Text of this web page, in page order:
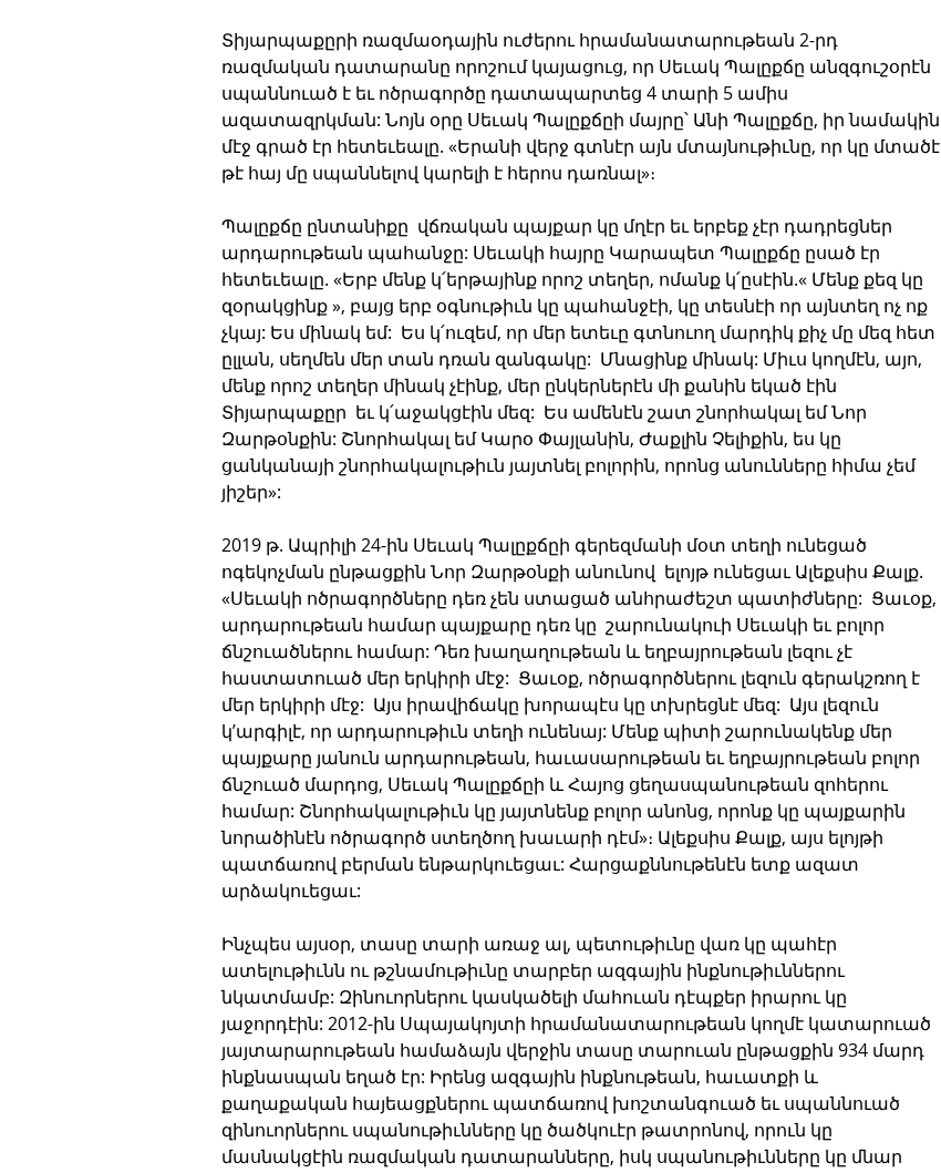
Տիյարպաքըրի ռազմաօդային ուժերու հրամանատարութեան 2-րդ
ռազմական դատարանը որոշում կայացուց, որ Սեւակ Պալըքճը անզգուշօրէն
սպաննուած է եւ ոծրագործը դատապարտեց 4 տարի 5 ամիս
ազատազրկման: Նոյն օրը Սեւակ Պալըքճըի մայրը՝ Անի Պալըքճը, իր նամակին
մէջ գրած էր հետեւեալը. «Երանի վերջ գտնէր այն մտայնութիւնը, որ կը մտածէ
թէ հայ մը սպաննելով կարելի է հերոս դառնալ»։
Պալըքճը ընտանիքը  վճռական պայքար կը մղէր եւ երբեք չէր դադրեցներ
արդարութեան պահանջը: Սեւակի հայրը Կարապետ Պալըքճը ըսած էր
հետեւեալը. «Երբ մենք կ՛երթայինք որոշ տեղեր, ոմանք կ՛ըսէին.« Մենք քեզ կը
զօրակցինք », բայց երբ օգնութիւն կը պահանջէի, կը տեսնէի որ այնտեղ ոչ ոք
չկայ: Ես մինակ եմ:  Ես կ՛ուզեմ, որ մեր ետեւը գտնուող մարդիկ քիչ մը մեզ հետ
ըլլան, սեղմեն մեր տան դռան զանգակը:  Մնացինք մինակ: Միւս կողմէն, այո,
մենք որոշ տեղեր մինակ չէինք, մեր ընկերներէն մի քանին եկած էին
Տիյարպաքըր  եւ կ՛աջակցէին մեզ:  Ես ամենէն շատ շնորհակալ եմ Նոր
Զարթօնքին: Շնորհակալ եմ Կարօ Փայլանին, Ժաքլին Չելիքին, ես կը
ցանկանայի շնորհակալութիւն յայտնել բոլորին, որոնց անունները հիմա չեմ
յիշեր»:
2019 թ. Ապրիլի 24-ին Սեւակ Պալըքճըի գերեզմանի մօտ տեղի ունեցած
ոգեկոչման ընթացքին Նոր Զարթօնքի անունով  ելոյթ ունեցաւ Ալեքսիս Քալք.
«Սեւակի ոծրագործները դեռ չեն ստացած անհրաժեշտ պատիժները:  Ցաւօք,
արդարութեան համար պայքարը դեռ կը  շարունակուի Սեւակի եւ բոլոր
ճնշուածներու համար: Դեռ խաղաղութեան և եղբայրութեան լեզու չէ
հաստատուած մեր երկիրի մէջ:  Ցաւօք, ոծրագործներու լեզուն գերակշռող է
մեր երկիրի մէջ:  Այս իրավիճակը խորապէս կը տխրեցնէ մեզ:  Այս լեզուն
կ’արգիլէ, որ արդարութիւն տեղի ունենայ: Մենք պիտի շարունակենք մեր
պայքարը յանուն արդարութեան, հաւասարութեան եւ եղբայրութեան բոլոր
ճնշուած մարդոց, Սեւակ Պալըքճըի և Հայոց ցեղասպանութեան զոհերու
համար: Շնորհակալութիւն կը յայտնենք բոլոր անոնց, որոնք կը պայքարին
նորածինէն ոծրագործ ստեղծող խաւարի դէմ»։ Ալեքսիս Քալք, այս ելոյթի
պատճառով բերման ենթարկուեցաւ: Հարցաքննութենէն ետք ազատ
արձակուեցաւ:
Ինչպես այսօր, տասը տարի առաջ ալ, պետութիւնը վառ կը պահէր
ատելութիւնն ու թշնամութիւնը տարբեր ազգային ինքնութիւններու
նկատմամբ: Զինուորներու կասկածելի մահուան դէպքեր իրարու կը
յաջորդէին: 2012-ին Սպայակոյտի հրամանատարութեան կողմէ կատարուած
յայտարարութեան համաձայն վերջին տասը տարուան ընթացքին 934 մարդ
ինքնասպան եղած էր: Իրենց ազգային ինքնութեան, հաւատքի և
քաղաքական հայեացքներու պատճառով խոշտանգուած եւ սպաննուած
զինուորներու սպանութիւնները կը ծածկուէր թատրոնով, որուն կը
մասնակցէին ռազմական դատարանները, իսկ սպանութիւնները կը մնար